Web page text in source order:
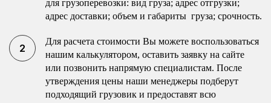
для грузоперевозки: вид груза; адрес отгрузки;
адрес доставки; объем и габариты груза; срочность.
Для расчета стоимости Вы можете воспользоваться
нашим калькулятором, оставить заявку на сайте
или позвонить напрямую специалистам. После
утверждения цены наши менеджеры подберут
подходящий грузовик и предоставят всю